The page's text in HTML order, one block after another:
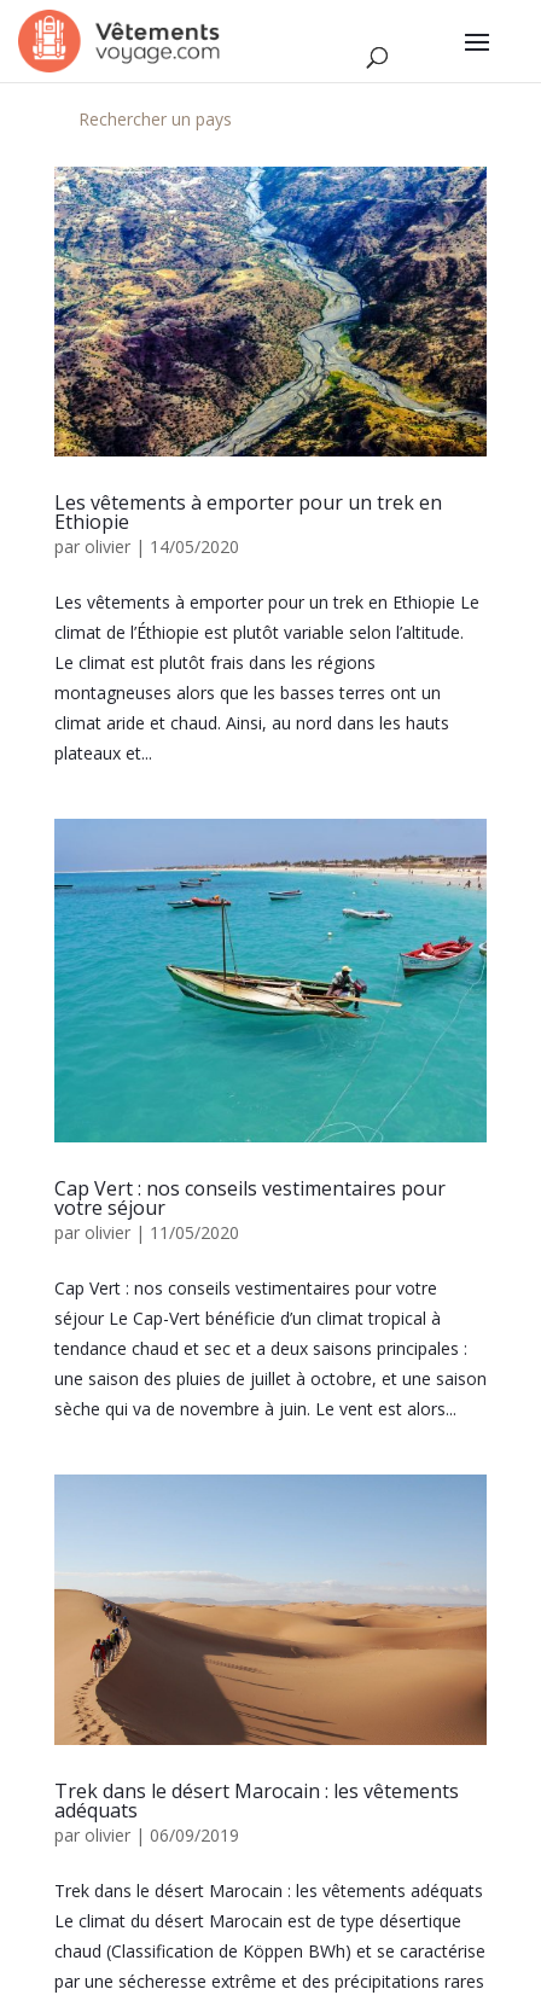
Les vêtements à emporter pour un trek en
Ethiopie
par olivier| 14/05/2020
Les vêtements à emporter pour un trek en Ethiopie Le
climat de l’Éthiopie est plutôt variable selon l’altitude.
Le climat est plutôt frais dans les régions
montagneuses alors que les basses terres ont un
climat aride et chaud. Ainsi, au nord dans les hauts
plateaux et...
Cap Vert : nos conseils vestimentaires pour
votre séjour
par olivier| 11/05/2020
Cap Vert : nos conseils vestimentaires pour votre
séjour Le Cap-Vert bénéficie d’un climat tropical à
tendance chaud et sec et a deux saisons principales :
une saison des pluies de juillet à octobre, et une saison
sèche qui va de novembre à juin. Le vent est alors...
Trek dans le désert Marocain : les vêtements
adéquats
par olivier| 06/09/2019
Trek dans le désert Marocain : les vêtements adéquats
Le climat du désert Marocain est de type désertique
chaud (Classification de Köppen BWh) et se caractérise
par une sécheresse extrême et des précipitations rares
Rechercher un pays